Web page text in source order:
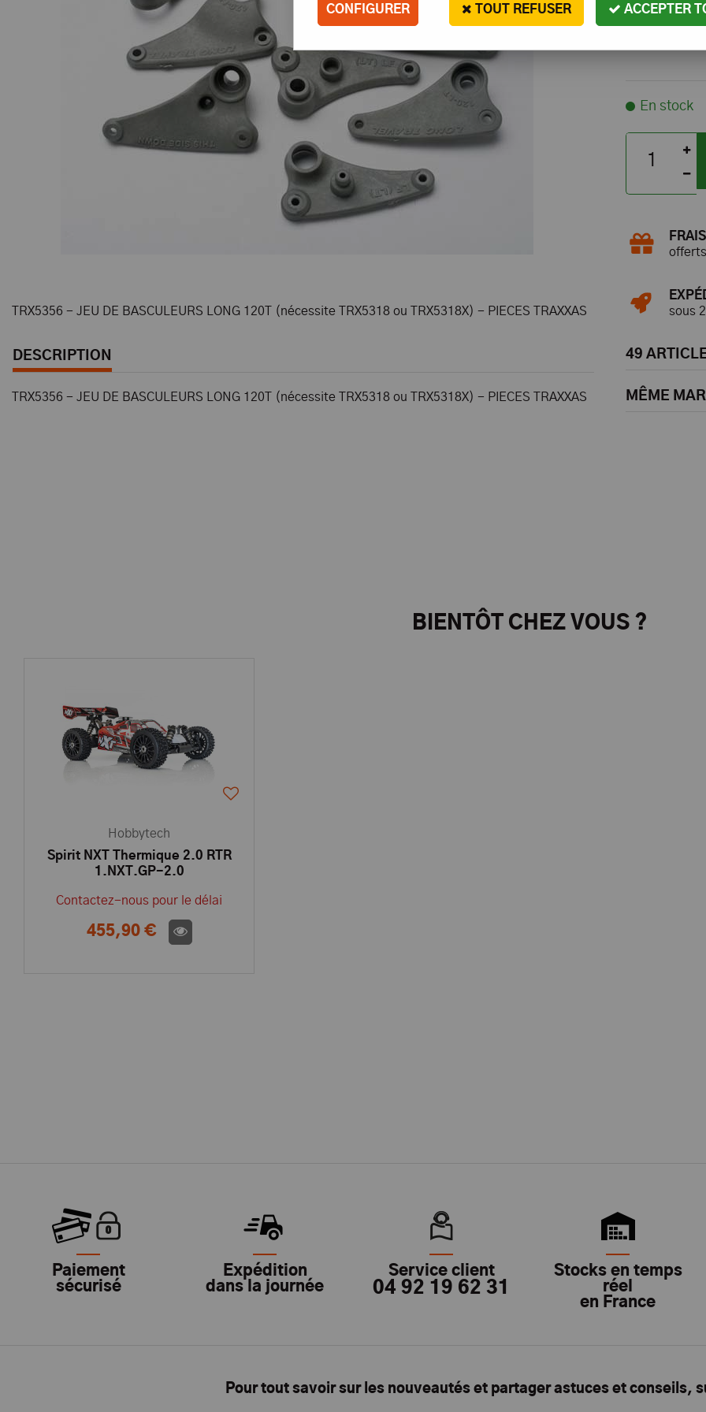
En stock
sous
49
MÊME
TRX5356 - JEU DE BASCULEURS LONG 120T (nécessite TRX5318 ou TRX5318X) - PIECES TRAXXAS
DESCRIPTION
TRX5356 - JEU DE BASCULEURS LONG 120T (nécessite TRX5318 ou TRX5318X) - PIECES TRAXXAS
BIENTÔT CHEZ VOUS ?
Hobbytech
Spirit NXT Thermique 2.0 RTR
1.NXT.GP-2.0
Contactez-nous pour le délai
455,90 €
Paiement
sécurisé
Expédition
dans la journée
Service client
04 92 19 62 31
Stocks en temps
réel
en France
Pour tout savoir sur les nouveautés et partager astuces et conseils,
CONFIGURER TOUT REFUSER ACCEPTER